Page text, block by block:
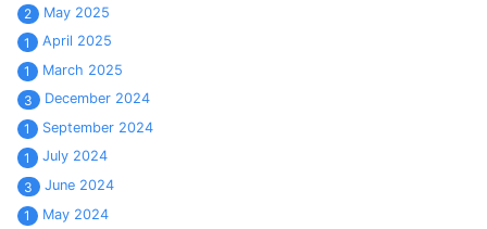
2
May 2025
1
April 2025
1
March 2025
3
December 2024
1
September 2024
1
July 2024
3
June 2024
1
May 2024